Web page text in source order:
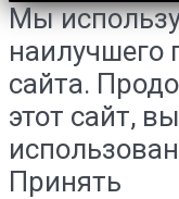
Мы
наилучшего
сайта.
этот сайт,
Принять